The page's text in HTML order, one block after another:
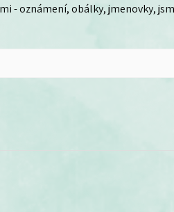
- oznámení, obálky, jmenovky,